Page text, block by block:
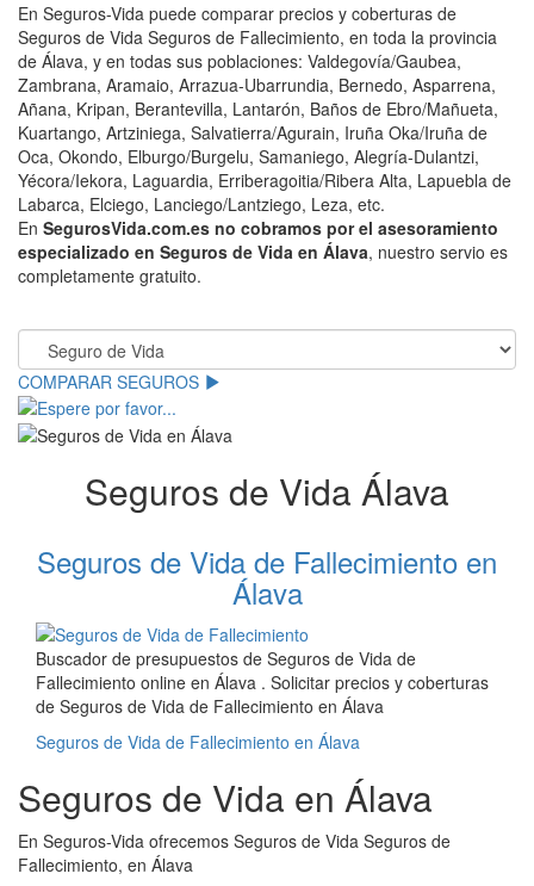
En Seguros-Vida puede comparar precios y coberturas de
Seguros de Vida Seguros de Fallecimiento, en toda la provincia
de Álava, y en todas sus poblaciones: Valdegovía/Gaubea,
Zambrana, Aramaio, Arrazua-Ubarrundia, Bernedo, Asparrena,
Añana, Kripan, Berantevilla, Lantarón, Baños de Ebro/Mañueta,
Kuartango, Artziniega, Salvatierra/Agurain, Iruña Oka/Iruña de
Oca, Okondo, Elburgo/Burgelu, Samaniego, Alegría-Dulantzi,
Yécora/Iekora, Laguardia, Erriberagoitia/Ribera Alta, Lapuebla de
Labarca, Elciego, Lanciego/Lantziego, Leza, etc.
En SegurosVida.com.es no cobramos por el asesoramiento
especializado en Seguros de Vida en Álava, nuestro servio es
completamente gratuito.
COMPARAR SEGUROS
Seguros de Vida Álava
Seguros de Vida de Fallecimiento en
Álava
Buscador de presupuestos de Seguros de Vida de
Fallecimiento online en Álava . Solicitar precios y coberturas
de Seguros de Vida de Fallecimiento en Álava
Seguros de Vida de Fallecimiento en Álava
Seguros de Vida en Álava
En Seguros-Vida ofrecemos Seguros de Vida Seguros de
Fallecimiento, en Álava